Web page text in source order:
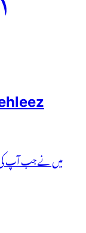
میں نے جب آپ کی